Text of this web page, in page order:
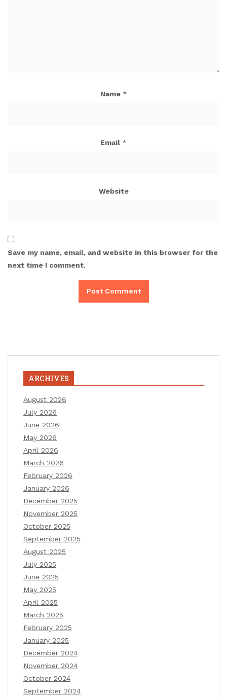
Name *
Email *
Website
Save my name, email, and website in this browser for the
next time I comment.
ARCHIVES
August 2026
July 2026
June 2026
May 2026
April 2026
March 2026
February 2026
January 2026
December 2025
November 2025
October 2025
September 2025
August 2025
July 2025
June 2025
May 2025
April 2025
March 2025
February 2025
January 2025
December 2024
November 2024
October 2024
September 2024